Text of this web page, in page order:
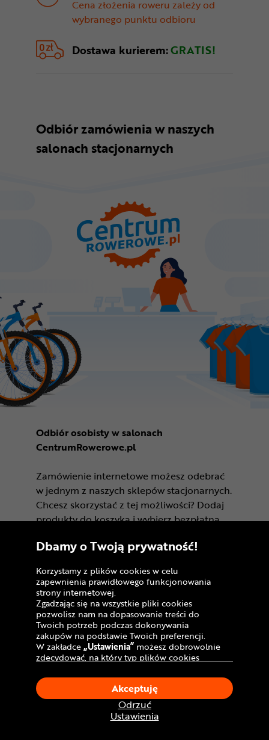
Cena złożenia roweru zależy od
wybranego punktu odbioru
Dostawa kurierem:GRATIS!
Odbiór zamówienia w naszych
salonach stacjonarnych
Odbiór osobisty w salonach
CentrumRowerowe.pl
Zamówienie internetowe możesz odebrać
w jednym z naszych sklepów stacjonarnych.
Chcesz skorzystać z tej możliwości? Dodaj
produkty do koszyka i wybierz bezpłatną
Informację o gotowości zamówienia do
zamówione z taką opcją dostawy zostaną
złożone przez nasz serwis*/**.
Odbierając rower zamówiony do salonu
stacjonarnego CentrumRowerowe.pl,
możesz sprawdzić, czy wybrałeś
odpowiedni rozmiar, a sam pojazd jest
dobrze dopasowany do sylwetki i Twoich
preferencji. Na miejscu możesz także
wypróbować zamówiony rower na
specjalnej ścieżce testowej.
Dbamy o Twoją prywatność!
Korzystamy z plików cookies w celu
zapewnienia prawidłowego funkcjonowania
strony internetowej.
Zgadzając się na wszystkie pliki cookies
pozwolisz nam na dopasowanie treści do
Twoich potrzeb podczas dokonywania
zakupów na podstawie Twoich preferencji.
W zakładce„Ustawienia” możesz dobrowolnie
zdecydować, na który typ plików cookies
Klikając„Akceptuję”, wyrażasz zgodę na
stosowanie ciasteczek zgodnie z ustawieniami
Twojej przeglądarki.
W dowolnym momencie, możesz dokonać
zmiany swojego wyboru klikając opcję
Ustawienia
Odrzuć
Akceptuję